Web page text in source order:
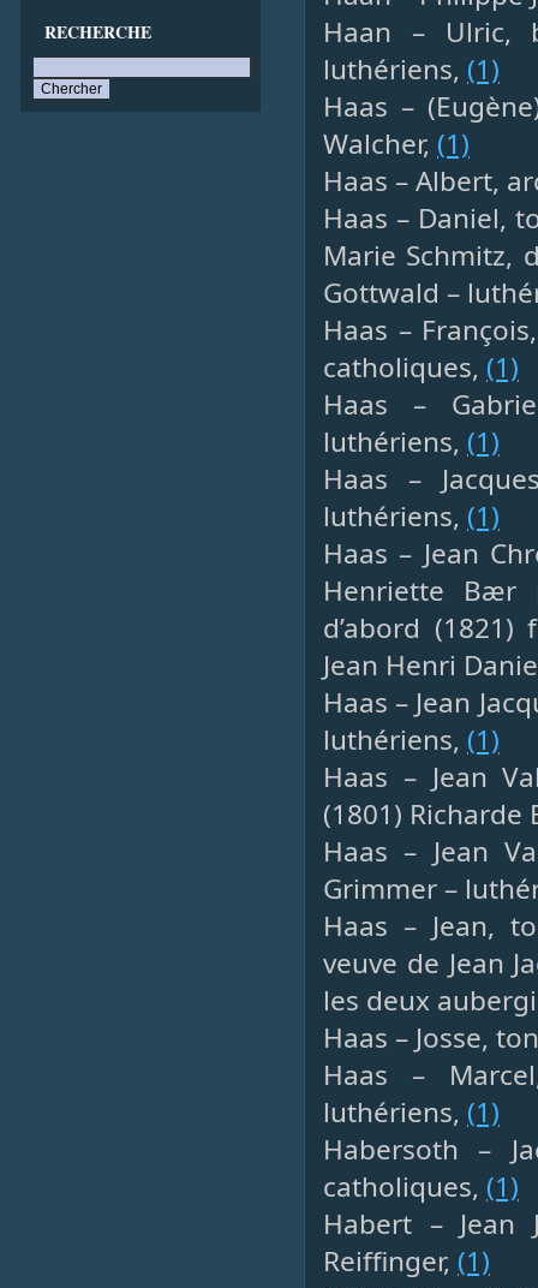
RECHERCHE
Haan – Ulric,
luthériens, (1)
Haas –
Walcher, (1)
Haas – Albert,
Haas – Daniel,
Marie Schmitz,
Gottwald –
Haas –
catholiques, (1)
Haas –
luthériens, (1)
Haas –
luthériens, (1)
Haas – Jean
Henriette Bær
d’abord
Jean Henri
Haas – Jean
luthériens, (1)
Haas – Jean
(1801)
Haas – Jean
Grimmer –
Haas – Jean,
veuve de Jean
les deux
Haas – Josse,
Haas –
luthériens, (1)
Habersoth –
catholiques, (1)
Habert – Jean
Reiffinger, (1)